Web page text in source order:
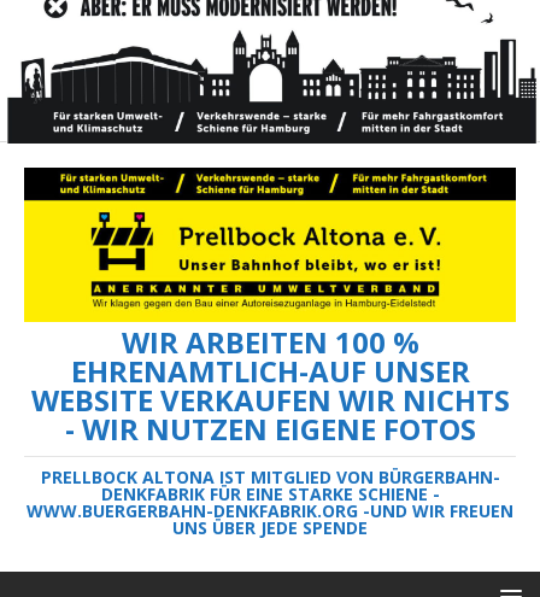
WIR ARBEITEN 100 %
EHRENAMTLICH-AUF UNSER
WEBSITE VERKAUFEN WIR NICHTS
- WIR NUTZEN EIGENE FOTOS
PRELLBOCK ALTONA IST MITGLIED VON BÜRGERBAHN-
DENKFABRIK FÜR EINE STARKE SCHIENE -
WWW.BUERGERBAHN-DENKFABRIK.ORG -UND WIR FREUEN
UNS ÜBER JEDE SPENDE